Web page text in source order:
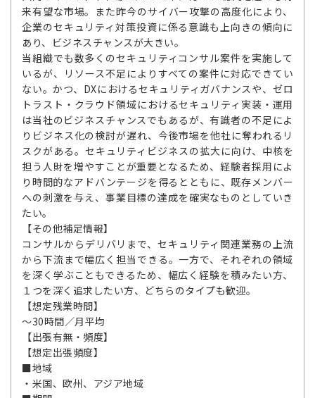
来有望な市場。また昨今のサイバー攻撃の高度化により、
企業のセキュリティ対策投資に係る意識も上向きの傾向に
あり、ビジネスチャンスが大きい。
当組織でも数多くのセキュリティコンサル案件を実施して
いるが、リソース不足によりすべての案件に対応できてい
ない。かつ、DXにおけるセキュリティガバナンスや、ゼロ
トラスト・クラウド領域におけるセキュリティ実装・運用
は当社のビジネスチャンスでもあるが、有識者の不足によ
りビジネス化の検討が遅れ、今後市場を他社に奪われるリ
スクがある。セキュリティビジネスの拡大に向け、中核を
担う人財を増やすことが重要となるため、経験者採用によ
り時間的なアドバンテージを得るとともに、既存メンバー
への刺激を与え、事業目標の達成を確実なものとしていき
たい。
【その他補足情報】
コンサルからデリバリまで、セキュリティ関連業務の上流
から下流まで幅広く担当できる。一方で、それぞれの領域
を深く学ぶこともできるため、幅広く経験を積みたい方、
１つを深く追求したい方、どちらのタイプも歓迎。
【想定残業時間】
～30時間／月平均
【出張有無・頻度】
【想定出張頻度】
■地域
・米国、欧州、アジア地域